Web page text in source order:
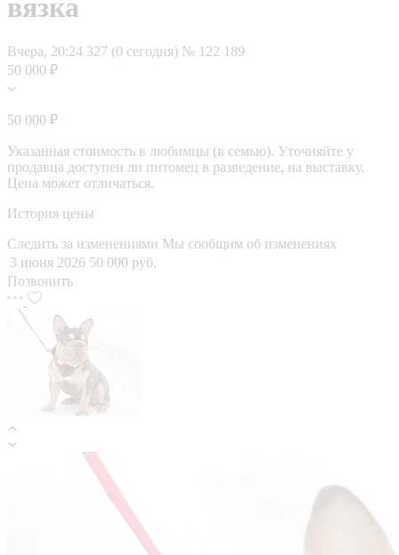
вязка
Вчера, 20:24 327 (0 сегодня) № 122 189
50 000 ₽
50 000 ₽
Указанная стоимость в любимцы (в семью). Уточняйте у
продавца доступен ли питомец в разведение, на выставку.
Цена может отличаться.
История цены
Следить за изменениями Мы сообщим об изменениях
3 июня 2026 50 000 руб.
Позвонить